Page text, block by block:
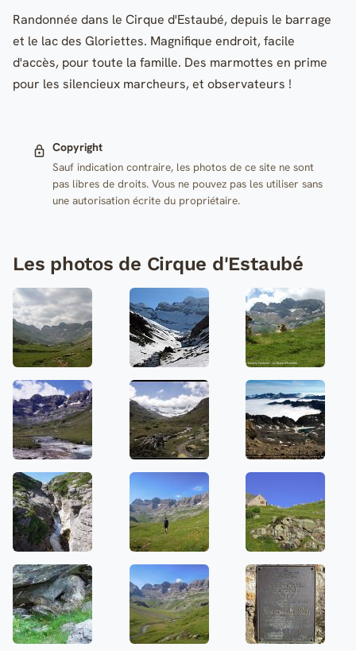
Randonnée dans le Cirque d'Estaubé, depuis le barrage
et le lac des Gloriettes. Magnifique endroit, facile
d'accès, pour toute la famille. Des marmottes en prime
pour les silencieux marcheurs, et observateurs !
Copyright
Sauf indication contraire, les photos de ce site ne sont
pas libres de droits. Vous ne pouvez pas les utiliser sans
une autorisation écrite du propriétaire.
Les photos de Cirque d'Estaubé